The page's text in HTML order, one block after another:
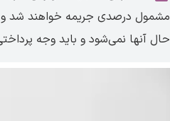
مشمول درصدی جریمه خواهند شد و
حال آنها نمی‌شود و باید وجه